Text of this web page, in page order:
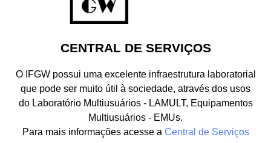
CENTRAL DE SERVIÇOS
O IFGW possui uma excelente infraestrutura laboratorial
que pode ser muito útil à sociedade, através dos usos
do Laboratório Multiusuários - LAMULT, Equipamentos
Multiusuários - EMUs.
Para mais informações acesse a Central de Serviços